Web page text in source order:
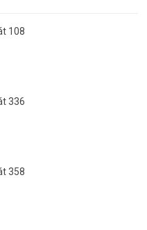
108
336
358